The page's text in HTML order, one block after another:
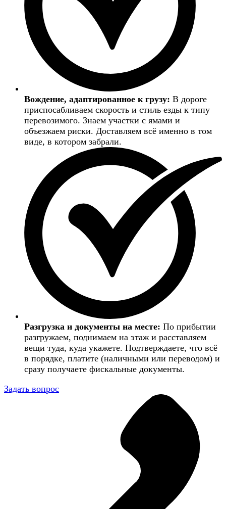
Вождение, адаптированное к грузу: В дороге
приспосабливаем скорость и стиль езды к типу
перевозимого. Знаем участки с ямами и
объезжаем риски. Доставляем всё именно в том
виде, в котором забрали.
Разгрузка и документы на месте: По прибытии
разгружаем, поднимаем на этаж и расставляем
вещи туда, куда укажете. Подтверждаете, что всё
в порядке, платите (наличными или переводом) и
сразу получаете фискальные документы.
Задать вопрос